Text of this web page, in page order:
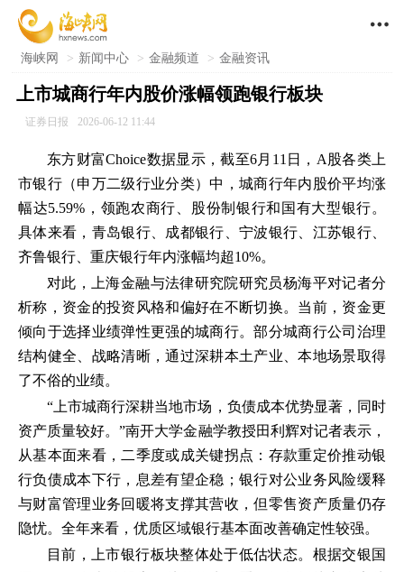

海峡网 > 新闻中心 > 金融频道 > 金融资讯
上市城商行年内股价涨幅领跑银行板块
证券日报 2026-06-12 11:44
东方财富Choice数据显示，截至6月11日，A股各类上
市银行（申万二级行业分类）中，城商行年内股价平均涨
幅达5.59%，领跑农商行、股份制银行和国有大型银行。
具体来看，青岛银行、成都银行、宁波银行、江苏银行、
齐鲁银行、重庆银行年内涨幅均超10%。
对此，上海金融与法律研究院研究员杨海平对记者分
析称，资金的投资风格和偏好在不断切换。当前，资金更
倾向于选择业绩弹性更强的城商行。部分城商行公司治理
结构健全、战略清晰，通过深耕本土产业、本地场景取得
了不俗的业绩。
“上市城商行深耕当地市场，负债成本优势显著，同时
资产质量较好。”南开大学金融学教授田利辉对记者表示，
从基本面来看，二季度或成关键拐点：存款重定价推动银
行负债成本下行，息差有望企稳；银行对公业务风险缓释
与财富管理业务回暖将支撑其营收，但零售资产质量仍存
隐忧。全年来看，优质区域银行基本面改善确定性较强。
目前，上市银行板块整体处于低估状态。根据交银国